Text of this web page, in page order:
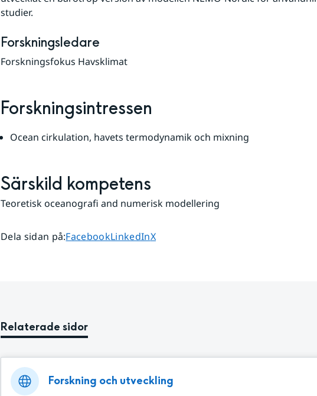
studier.
Forskningsledare
Forskningsfokus Havsklimat
Forskningsintressen
Ocean cirkulation, havets termodynamik och mixning
Särskild kompetens
Teoretisk oceanografi and numerisk modellering
Dela sidan på:Dela sidan på
FacebookDela sidan på
LinkedInDela sidan på
X
Relaterade sidor
Forskning och utveckling